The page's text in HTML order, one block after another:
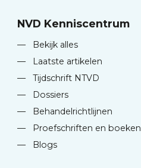
NVD Kenniscentrum
—
Bekijk alles
—
Laatste artikelen
—
Tijdschrift NTVD
—
Dossiers
—
Behandelrichtlijnen
—
Proefschriften en boeken
—
Blogs